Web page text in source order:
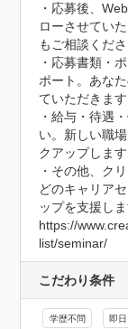
・応募後、
ローさせてい
もご相談くださ
・応募書類・
ポート。あな
ていただきます
・給与・待遇
い。新しい職
クアップします
・その他、ク
どのキャリア
ップを支援しま
https://
list/seminar/
こだわり条件
学歴不問 即